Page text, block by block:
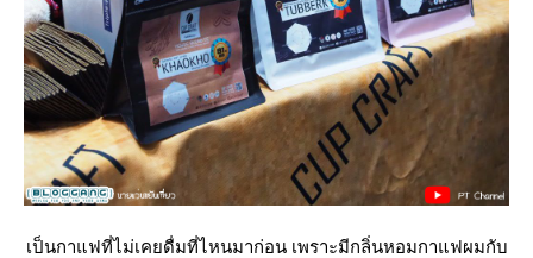
เป็นกาแฟที่ไม่เคยดื่มที่ไหนมาก่อน เพราะมีกลิ่นหอมกาแฟผมกับ